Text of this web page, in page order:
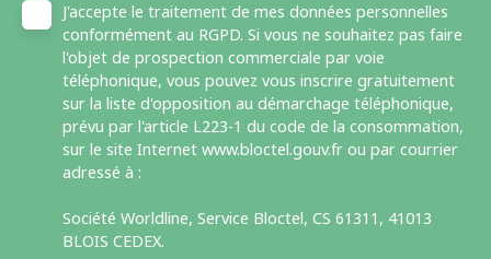
J'accepte le traitement de mes données personnelles
conformément au RGPD. Si vous ne souhaitez pas faire
l'objet de prospection commerciale par voie
téléphonique, vous pouvez vous inscrire gratuitement
sur la liste d'opposition au démarchage téléphonique,
prévu par l'article L223-1 du code de la consommation,
sur le site Internet www.bloctel.gouv.fr ou par courrier
adressé à :
Société Worldline, Service Bloctel, CS 61311, 41013
BLOIS CEDEX.